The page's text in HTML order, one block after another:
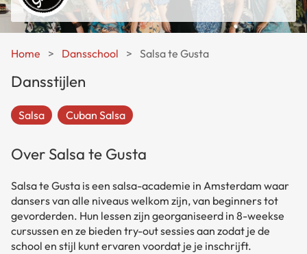
Home > Dansschool > Salsa te Gusta
Dansstijlen
Salsa Cuban Salsa
Over Salsa te Gusta
Salsa te Gusta is een salsa-academie in Amsterdam waar
dansers van alle niveaus welkom zijn, van beginners tot
gevorderden. Hun lessen zijn georganiseerd in 8-weekse
cursussen en ze bieden try-out sessies aan zodat je de
school en stijl kunt ervaren voordat je je inschrijft.